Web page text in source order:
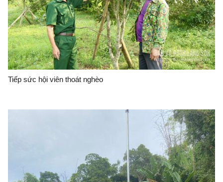
Tiếp sức hội viên thoát nghèo